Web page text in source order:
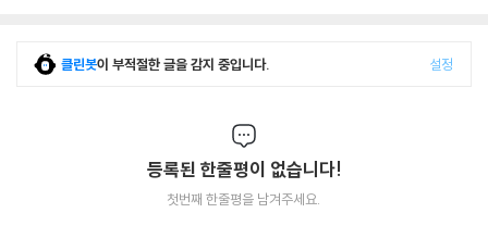
클린봇이 부적절한 글을 감지 중입니다. 설정
등록된 한줄평이 없습니다!
첫번째 한줄평을 남겨주세요.